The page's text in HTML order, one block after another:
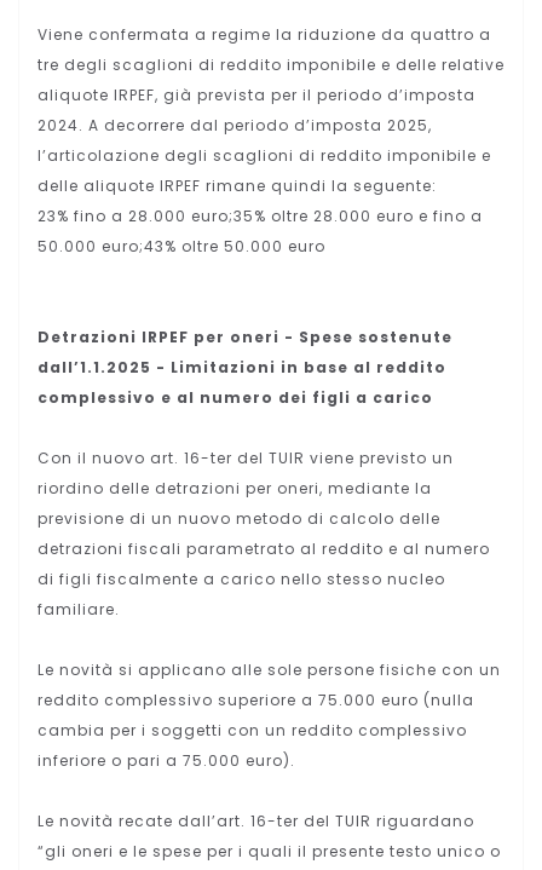
Viene confermata a regime la riduzione da quattro a
tre degli scaglioni di reddito imponibile e delle relative
aliquote IRPEF, già prevista per il periodo d’imposta
2024. A decorrere dal periodo d’imposta 2025,
l’articolazione degli scaglioni di reddito imponibile e
delle aliquote IRPEF rimane quindi la seguente:
23% fino a 28.000 euro;35% oltre 28.000 euro e fino a
50.000 euro;43% oltre 50.000 euro
Detrazioni IRPEF per oneri - Spese sostenute
dall’1.1.2025 - Limitazioni in base al reddito
complessivo e al numero dei figli a carico
Con il nuovo art. 16-ter del TUIR viene previsto un
riordino delle detrazioni per oneri, mediante la
previsione di un nuovo metodo di calcolo delle
detrazioni fiscali parametrato al reddito e al numero
di figli fiscalmente a carico nello stesso nucleo
familiare.
Le novità si applicano alle sole persone fisiche con un
reddito complessivo superiore a 75.000 euro (nulla
cambia per i soggetti con un reddito complessivo
inferiore o pari a 75.000 euro).
Le novità recate dall’art. 16-ter del TUIR riguardano
“gli oneri e le spese per i quali il presente testo unico o